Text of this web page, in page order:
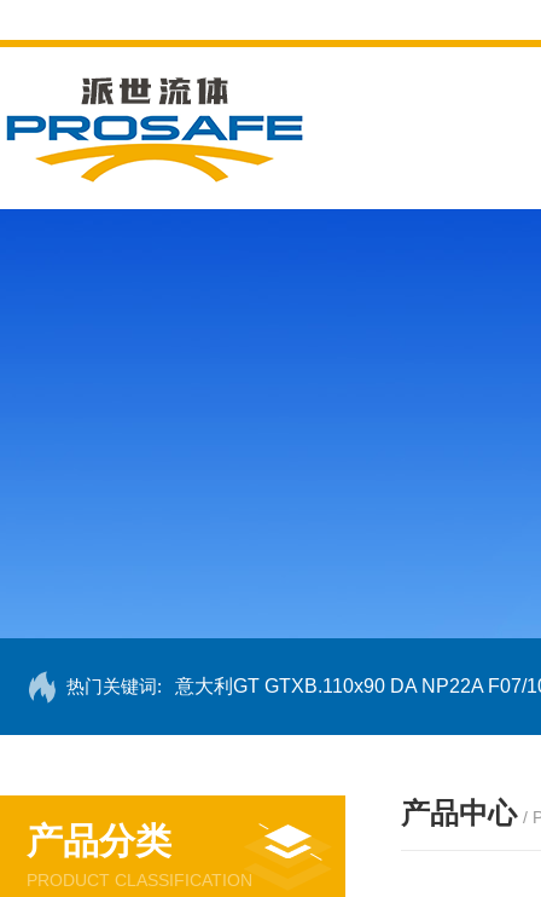
热门关键词: 意大利GT GTXB.110x90 DA NP22A F07/
产品分类
PRODUCT CLASSIFICATION
产品中心 /